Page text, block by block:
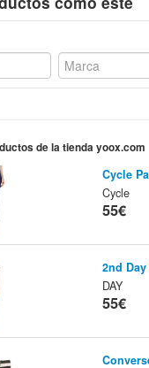
de la tienda yoox.com
Cycle
Cycle
55€
2nd
DAY
55€